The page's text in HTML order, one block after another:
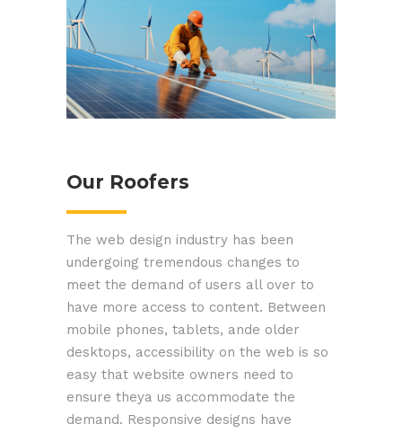
Solar Panel
Our Roofers
The web design industry has been
undergoing tremendous changes to
meet the demand of users all over to
have more access to content. Between
mobile phones, tablets, ande older
desktops, accessibility on the web is so
easy that website owners need to
ensure theya us accommodate the
demand. Responsive designs have